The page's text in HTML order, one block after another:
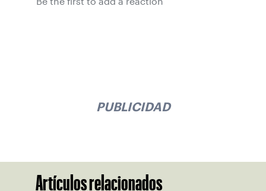
PUBLICIDAD
Artículos relacionados